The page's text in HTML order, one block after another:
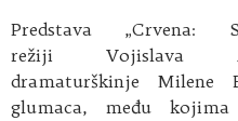
Predstava „Crvena:
režiji Vojislava
dramaturškinje Milene
glumaca, među